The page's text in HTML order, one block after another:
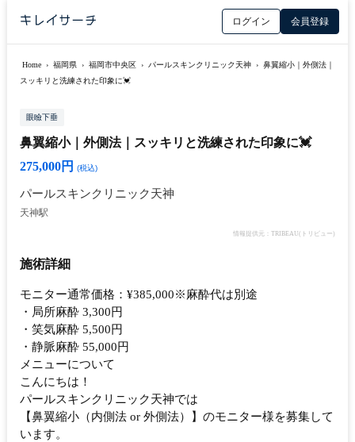
ログイン 会員登録
Home › 福岡県 › 福岡市中央区 › パールスキンクリニック天神 › 鼻翼縮小｜外側法｜
スッキリと洗練された印象に💓
眼瞼下垂
鼻翼縮小｜外側法｜スッキリと洗練された印象に💓
275,000円
(税込)
パールスキンクリニック天神
天神駅
情報提供元：TRIBEAU(トリビュー)
施術詳細
モニター通常価格：¥385,000※麻酔代は別途
・局所麻酔 3,300円
・笑気麻酔 5,500円
・静脈麻酔 55,000円
メニューについて
こんにちは！
パールスキンクリニック天神では
【鼻翼縮小（内側法 or 外側法）】のモニター様を募集して
います。